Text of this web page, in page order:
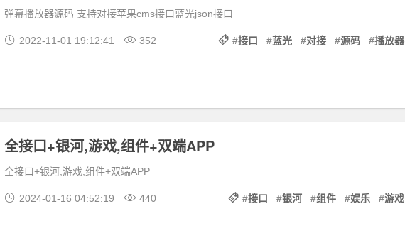
弹幕播放器源码 支持对接苹果cms接口蓝光json接口
2022-11-01 19:12:41 352 #接口 #蓝光 #对接 #源码 #播放器
全接口+银河,游戏,组件+双端APP
全接口+银河,游戏,组件+双端APP
2024-01-16 04:52:19 440 #接口 #银河 #组件 #娱乐 #游戏